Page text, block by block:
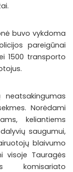
buvo vykdoma
pareigūnai
1500 transporto
Norėdami
keliantiems
saugumui,
blaivumo
visoje Tauragės
komisariato